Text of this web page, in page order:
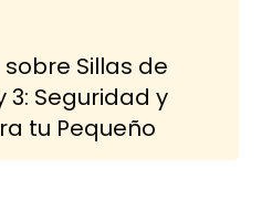
Sillas de
3: Seguridad y
tu Pequeño